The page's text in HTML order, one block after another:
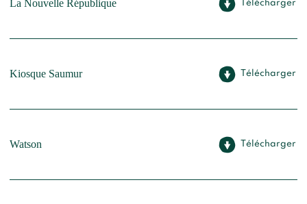
La Nouvelle République Télécharger
Kiosque Saumur Télécharger
Watson Télécharger